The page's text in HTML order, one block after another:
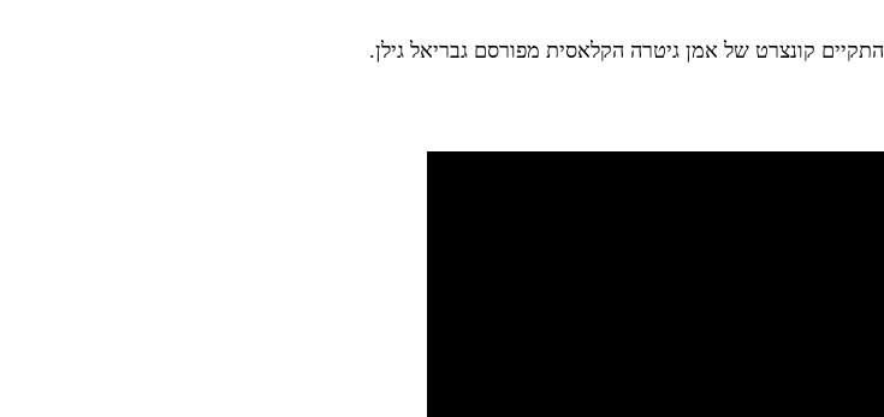
התקיים קונצרט של אמן גיטרה הקלאסית מפורסם גבריאל גילן.